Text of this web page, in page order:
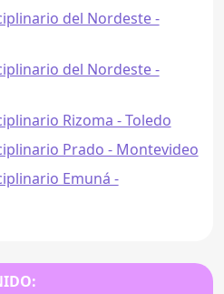
del Nordeste -
del Nordeste -
Rizoma - Toledo
Prado - Montevideo
Emuná -